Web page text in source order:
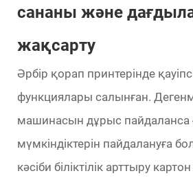
сананы және
жақсарту
Әрбір қорап принтерінде
функциялары салынған.
машинасын дұрыс пайдаланса
мүмкіндіктерін пайдалануға
кәсіби біліктілік арттыру